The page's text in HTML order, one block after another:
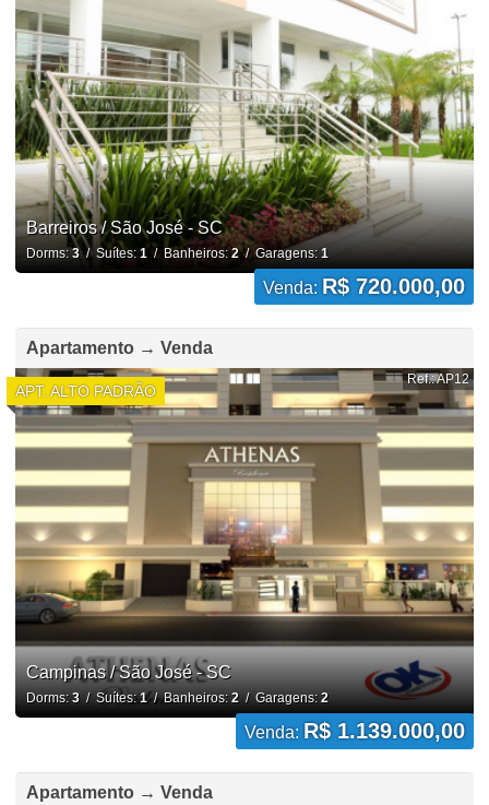
Barreiros / São José - SC
Dorms:3/ Suítes: 1/ Banheiros:2/ Garagens: 1
Venda: R$ 720.000,00
Apartamento → Venda
APT. ALTO PADRÃO
Ref.: AP12
Campinas / São José - SC
Dorms: 3/ Suítes:1/ Banheiros: 2/ Garagens: 2
Venda: R$ 1.139.000,00
Apartamento → Venda